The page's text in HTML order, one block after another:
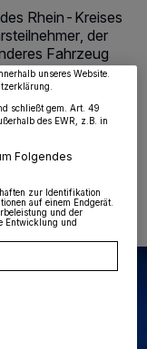
Rhein-Kreises
der
Fahrzeug
touchiert haben
aufgeführten
und Anzeigen
dieses Menü jederzeit
Ihre Einwilligung zu
am unteren
unseres Website.
schließt gem. Art. 49
des EWR, z.B. in
Folgendes
zur Identifikation
auf einem Endgerät.
und der
Entwicklung und